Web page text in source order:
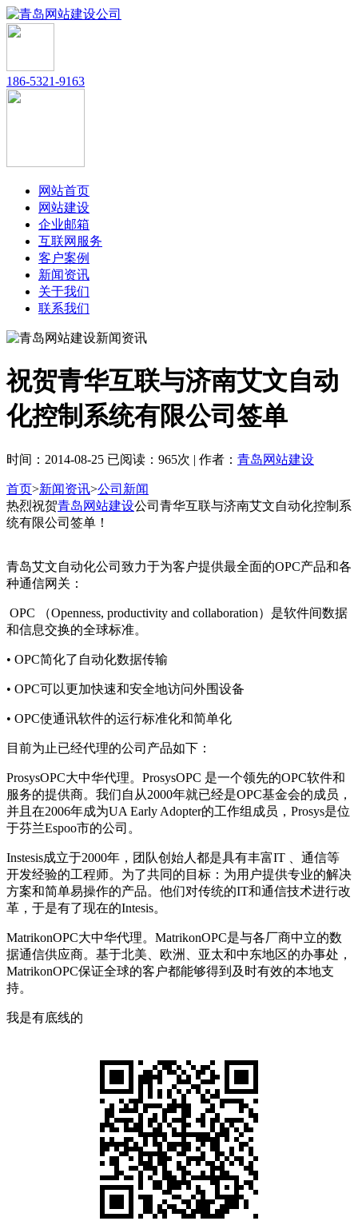
186-5321-9163
网站首页
网站建设
企业邮箱
互联网服务
客户案例
新闻资讯
关于我们
联系我们
祝贺青华互联与济南艾文自动
化控制系统有限公司签单
时间：2014-08-25 已阅读：965次 | 作者： 青岛网站建设
首页>新闻资讯>公司新闻
热烈祝贺青岛网站建设公司青华互联与济南艾文自动化控制系
统有限公司签单！
青岛艾文自动化公司致力于为客户提供最全面的OPC产品和各
种通信网关：
OPC （Openness, productivity and collaboration）是软件间数据
和信息交换的全球标准。
• OPC简化了自动化数据传输
• OPC可以更加快速和安全地访问外围设备
• OPC使通讯软件的运行标准化和简单化
目前为止已经代理的公司产品如下：
ProsysOPC大中华代理。ProsysOPC 是一个领先的OPC软件和
服务的提供商。我们自从2000年就已经是OPC基金会的成员，
并且在2006年成为UA Early Adopter的工作组成员，Prosys是位
于芬兰Espoo市的公司。
Instesis成立于2000年，团队创始人都是具有丰富IT 、通信等
开发经验的工程师。为了共同的目标：为用户提供专业的解决
方案和简单易操作的产品。他们对传统的IT和通信技术进行改
革，于是有了现在的Intesis。
MatrikonOPC大中华代理。MatrikonOPC是与各厂商中立的数
据通信供应商。基于北美、欧洲、亚太和中东地区的办事处，
MatrikonOPC保证全球的客户都能够得到及时有效的本地支
持。
我是有底线的